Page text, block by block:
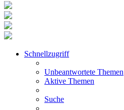
Schnellzugriff
Unbeantwortete Themen
Aktive Themen
Suche